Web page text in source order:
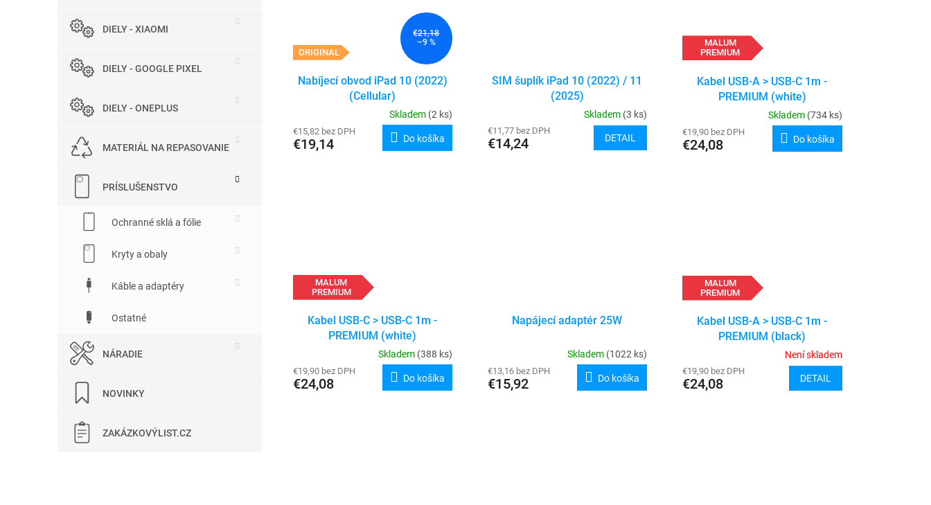
DIELY - XIAOMI
DIELY - GOOGLE PIXEL
DIELY - ONEPLUS
MATERIÁL NA REPASOVANIE
PRÍSLUŠENSTVO
Ochranné sklá a fólie
Kryty a obaly
Káble a adaptéry
Ostatné
NÁRADIE
NOVINKY
ZAKÁZKOVÝLIST.CZ
ORIGINAL
€21,18
–9 %
Nabíjecí obvod iPad 10 (2022)
(Cellular)
Skladem (2 ks)
€15,82 bez DPH
€19,14 Do košíka
SIM šuplík iPad 10 (2022) / 11
(2025)
Skladem (3 ks)
€11,77 bez DPH
€14,24 DETAIL
MALUM
PREMIUM
Kabel USB-A > USB-C 1m -
PREMIUM (white)
Skladem (734 ks)
€19,90 bez DPH
€24,08 Do košíka
MALUM
PREMIUM
Kabel USB-C > USB-C 1m -
PREMIUM (white)
Skladem (388 ks)
€19,90 bez DPH
€24,08 Do košíka
Napájecí adaptér 25W
Skladem (1022 ks)
€13,16 bez DPH
€15,92 Do košíka
MALUM
PREMIUM
Kabel USB-A > USB-C 1m -
PREMIUM (black)
Není skladem
€19,90 bez DPH
€24,08 DETAIL